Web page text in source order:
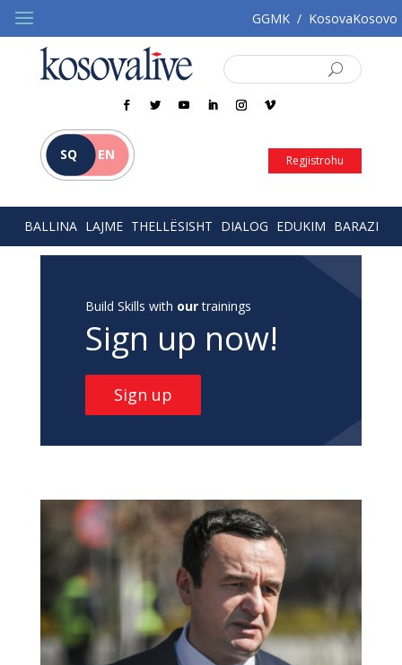
GGMK / KosovaKosovo
SQ EN Regjistrohu
BALLINA LAJME THELLËSISHT DIALOG EDUKIM BARAZI
Build Skills with ourtrainings
Sign up now!
Sign up